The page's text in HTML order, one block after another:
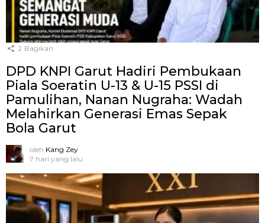
2 Bagikan
DPD KNPI Garut Hadiri Pembukaan
Piala Soeratin U-13 & U-15 PSSI di
Pamulihan, Nanan Nugraha: Wadah
Melahirkan Generasi Emas Sepak
Bola Garut
oleh Kang Zey
7 hari yang lalu